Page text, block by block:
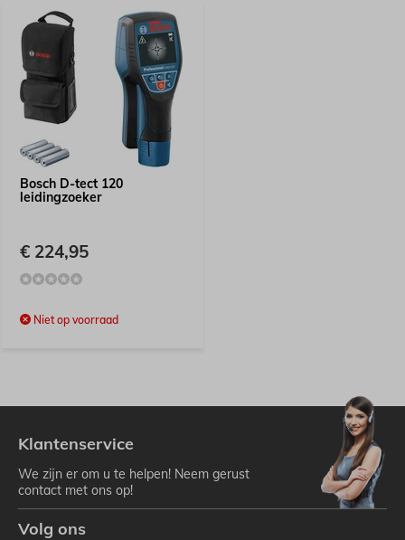
Bosch D-tect 120
leidingzoeker
€ 224,95
Niet op voorraad
Klantenservice
We zijn er om u te helpen! Neem gerust
contact met ons op!
Volg ons